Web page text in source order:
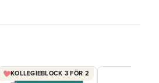
KOLLEGIEBLOCK 3 FÖR 2